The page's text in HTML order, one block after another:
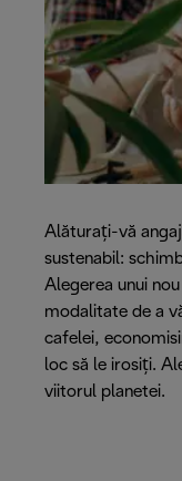
Alăturați-vă
sustenabil:
Alegerea unui
modalitate de a
cafelei,
loc să le irosiți.
viitorul planetei.